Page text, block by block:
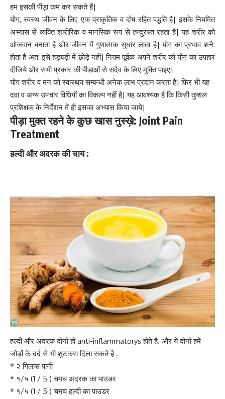
हम इसकी पीड़ा कम कर सकते हैं|
योग, स्वस्थ जीवन के लिए एक प्राकृतिक व दोष रहित पद्धति है| इसके नियमित
अभ्यास से व्यक्ति शारीरिक व मानसिक रूप से तन्दुरस्त रहता है| यह शरीर को
ओजवान बनाता है और जीवन में गुणात्मक सुधार लाता है| योग का प्रभाव शनै:
होता है अत: इसे हड़बड़ी में छोड़े नहीं| नियम पूर्वक अपने शरीर को योग का उपहार
दीजिये और सभी प्रकार की पीडाओं से सदैव के लिए मुक्ति पाइए|
योग शरीर व मन को स्वास्थय सम्बन्धी अनेक लाभ प्रदान करता है| फिर भी यह
दवा व अन्य उपचार विधियों का विकल्प नहीं है| यह आवश्यक है कि किसी कुशल
प्रशिक्षक के निर्देशन में ही इसका अभ्यास किया जाये|
पीड़ा मुक्त रहने के कुछ खास नुस्ख़े: Joint Pain
Treatment
हल्दी औरअदरककी चाय :
हल्दी और अदरक दोनों हो anti-inflammatorys होते है. और ये दोनों हमे
जोड़ों के दर्द से भी शुटकरा दिला सकते है .
* २ गिलास पानी
* १/५ (1 / 5 ) चमचअदरक का पाउडर
* १/५ (1 / 5 ) चमच हल्दी का पाउडर